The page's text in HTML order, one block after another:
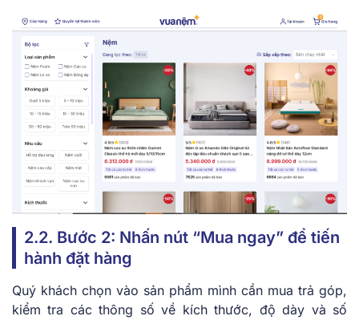
2.2. Bước 2: Nhấn nút “Mua ngay” để tiến
hành đặt hàng
Quý khách chọn vào sản phẩm mình cần mua trả góp,
kiểm tra các thông số về kích thước, độ dày và số